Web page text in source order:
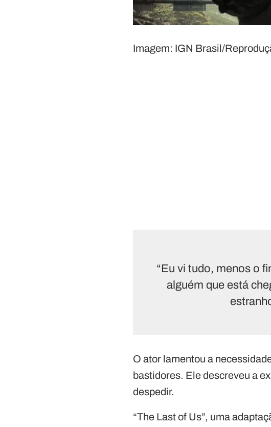
Imagem: IGN Brasil/
“Eu vi tudo, menos o
alguém que está
O ator lamentou a
bastidores. Ele descreveu a
despedir.
“The Last of Us”, uma